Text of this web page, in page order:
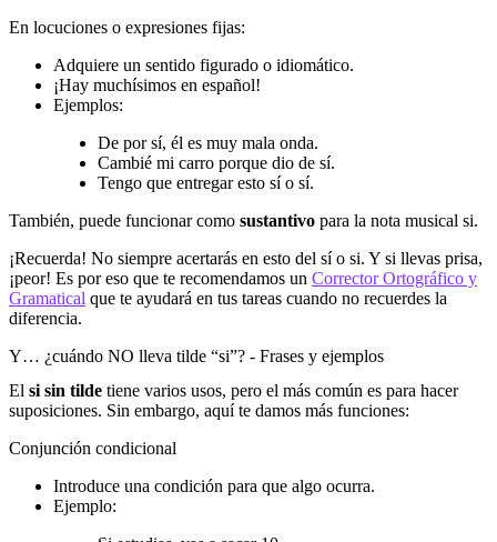
En locuciones o expresiones fijas:
Adquiere un sentido figurado o idiomático.
¡Hay muchísimos en español!
Ejemplos:
De por sí, él es muy mala onda.
Cambié mi carro porque dio de sí.
Tengo que entregar esto sí o sí.
También, puede funcionar como sustantivo para la nota musical si.
¡Recuerda! No siempre acertarás en esto del sí o si. Y si llevas prisa,
¡peor! Es por eso que te recomendamos un Corrector Ortográfico y
Gramatical que te ayudará en tus tareas cuando no recuerdes la
diferencia.
Y… ¿cuándo NO lleva tilde “si”? - Frases y ejemplos
El si sin tilde tiene varios usos, pero el más común es para hacer
suposiciones. Sin embargo, aquí te damos más funciones:
Conjunción condicional
Introduce una condición para que algo ocurra.
Ejemplo: